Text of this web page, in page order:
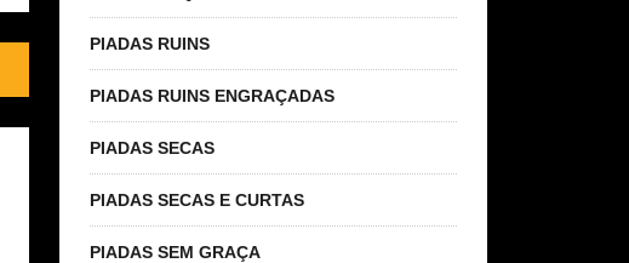
PIADAS RUINS
PIADAS RUINS ENGRAÇADAS
PIADAS SECAS
PIADAS SECAS E CURTAS
PIADAS SEM GRAÇA